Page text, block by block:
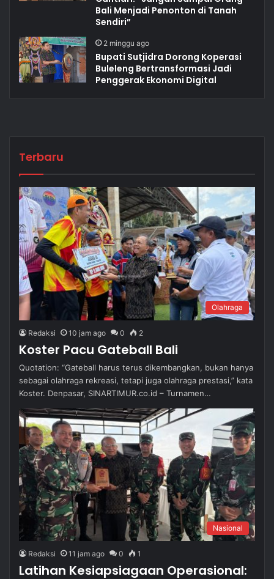
Bali Menjadi Penonton di Tanah
Sendiri”
2 minggu ago
Bupati Sutjidra Dorong Koperasi
Buleleng Bertransformasi Jadi
Penggerak Ekonomi Digital
Terbaru
Olahraga
Redaksi 10 jam ago 0 2
Koster Pacu Gateball Bali
Quotation: “Gateball harus terus dikembangkan, bukan hanya
sebagai olahraga rekreasi, tetapi juga olahraga prestasi,” kata
Koster. Denpasar, SINARTIMUR.co.id – Turnamen…
Nasional
Redaksi 11 jam ago 0 1
Latihan Kesiapsiagaan Operasional: